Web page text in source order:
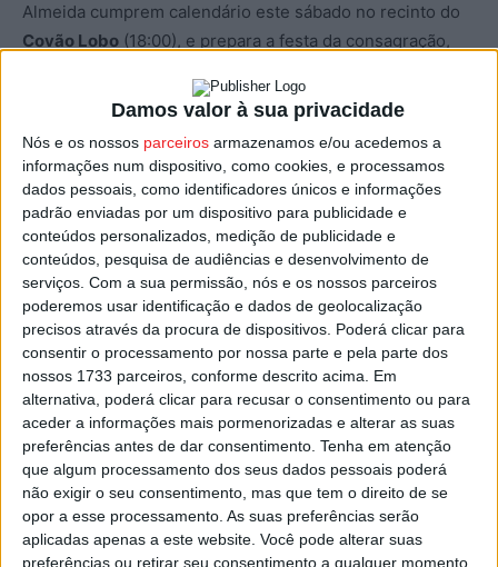
Damos valor à sua privacidade
Nós e os nossos parceiros armazenamos e/ou acedemos a
informações num dispositivo, como cookies, e processamos
dados pessoais, como identificadores únicos e informações
padrão enviadas por um dispositivo para publicidade e
conteúdos personalizados, medição de publicidade e
conteúdos, pesquisa de audiências e desenvolvimento de
serviços. Com a sua permissão, nós e os nossos parceiros
poderemos usar identificação e dados de geolocalização
precisos através da procura de dispositivos. Poderá clicar para
consentir o processamento por nossa parte e pela parte dos
nossos 1733 parceiros, conforme descrito acima. Em
alternativa, poderá clicar para recusar o consentimento ou para
aceder a informações mais pormenorizadas e alterar as suas
preferências antes de dar consentimento. Tenha em atenção
que algum processamento dos seus dados pessoais poderá
não exigir o seu consentimento, mas que tem o direito de se
opor a esse processamento. As suas preferências serão
aplicadas apenas a este website. Você pode alterar suas
preferências ou retirar seu consentimento a qualquer momento
Almeida cumprem calendário este sábado no recinto do
Covão Lobo (18:00), e prepara a festa da consagração,
quando receber o
Saavedra Guedes , dia 19.
Já o ABC de Nelas
ainda sonha com o play-off, mas
precisa vencer os dois jogos que tem pela frente, e
esperar que oAmarenseperca um, ou empate os dois.
Este sábado os nelenses recebem oBeira Ria(17:00),
enquanto o Amarense joga no Penamacorense, e na
ronda final o ABC de Nelas viaja até Leiria para defrontar
oMendiga, enquanto o Amarense recebe o
Vilaverdense.
NaSérie A, oSão Martinho de Mourosestá em sério
risco de ver consumada este sábado a descida de
divisão, em jogo frente àAcademia Johnson Januário
Esta e outras notícias para ouvir na Estação Diária – 96.8